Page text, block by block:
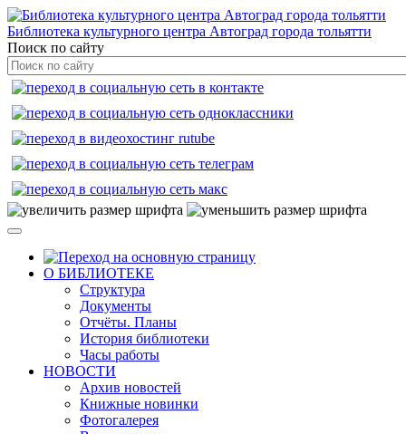
Библиотека культурного центра Автоград города тольятти
Поиск по сайту
О БИБЛИОТЕКЕ
Структура
Документы
Отчёты. Планы
История библиотеки
Часы работы
НОВОСТИ
Архив новостей
Книжные новинки
Фотогалерея